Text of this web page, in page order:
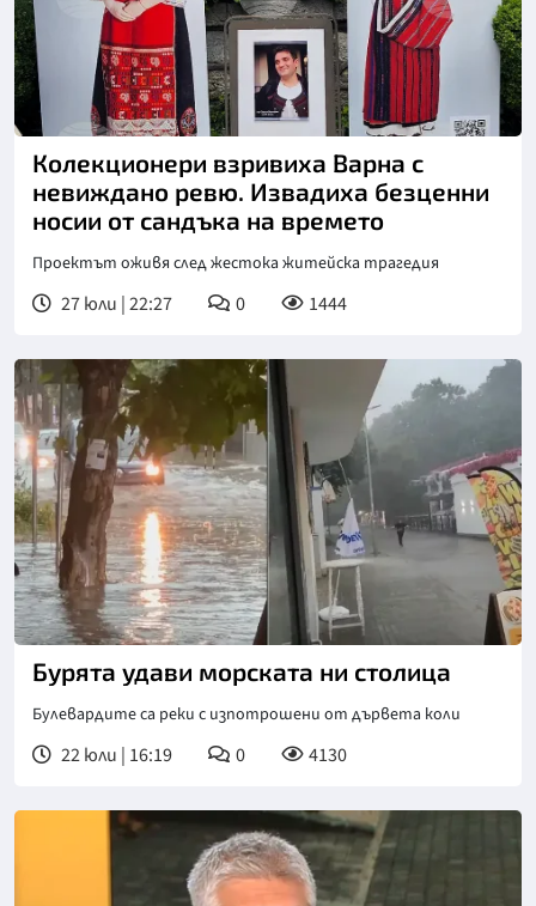
Колекционери взривиха Варна с
невиждано ревю. Извадиха безценни
носии от сандъка на времето
Проектът оживя след жестока житейска трагедия
27 юли | 22:27 0 1444
Бурята удави морската ни столица
Булевардите са реки с изпотрошени от дървета коли
22 юли | 16:19 0 4130